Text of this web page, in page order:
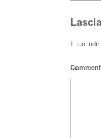
Il tuo